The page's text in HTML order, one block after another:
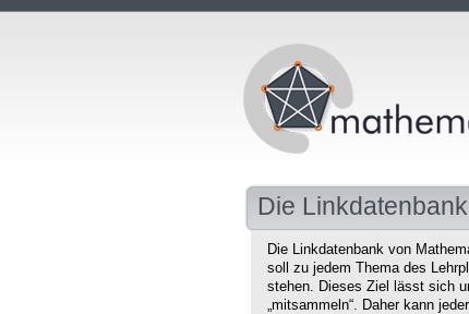
Die
Die Linkdatenbank von
soll zu jedem Thema des
stehen. Dieses Ziel lässt sich
„mitsammeln“. Daher kann